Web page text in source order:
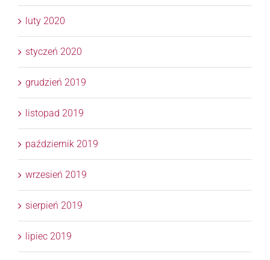
luty 2020
styczeń 2020
grudzień 2019
listopad 2019
październik 2019
wrzesień 2019
sierpień 2019
lipiec 2019